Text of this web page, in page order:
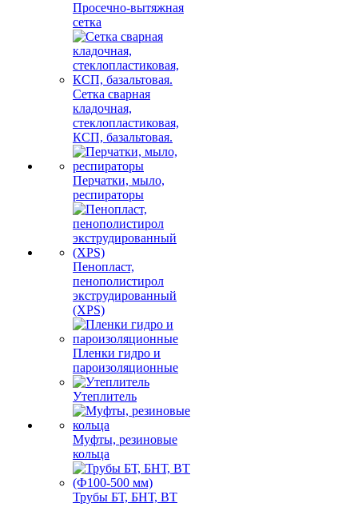
Просечно-вытяжная
сетка
Сетка сварная
кладочная,
стеклопластиковая,
КСП, базальтовая.
Перчатки, мыло,
респираторы
Пенопласт,
пенополистирол
экструдированный
(XPS)
Пленки гидро и
пароизоляционные
Утеплитель
Муфты, резиновые
кольца
Трубы БТ, БНТ, ВТ